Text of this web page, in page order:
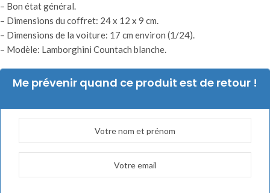
– Bon état général.
– Dimensions du coffret: 24 x 12 x 9 cm.
– Dimensions de la voiture: 17 cm environ (1/24).
– Modèle: Lamborghini Countach blanche.
Me prévenir quand ce produit est de retour !